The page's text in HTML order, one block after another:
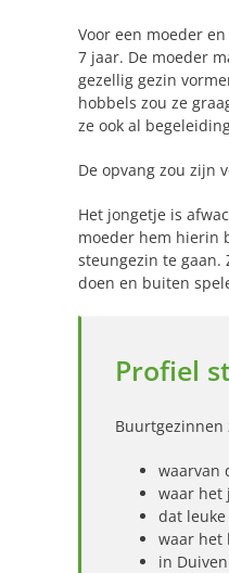
Voor een moeder
7 jaar. De moeder
gezellig gezin
hobbels zou ze
ze ook al
De opvang zou zijn
Het jongetje is
moeder hem hierin
steungezin te gaan.
doen en buiten
Profiel
Buurtgezinnen
waarvan
waar het
dat
waar het
in